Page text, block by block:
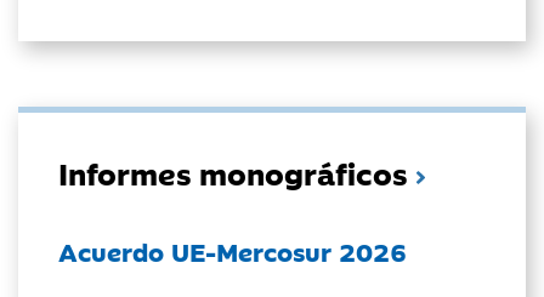
Informes monográficos
Acuerdo UE-Mercosur 2026